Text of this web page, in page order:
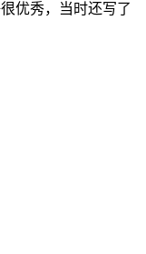
优秀，当时还写了